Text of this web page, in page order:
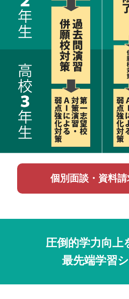
個別面談・資料
圧倒的学力向上
最先端学習